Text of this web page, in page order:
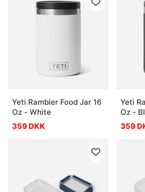
Yeti Rambler Food Jar 16
Oz - White
359 DKK
Yeti
Oz -
359